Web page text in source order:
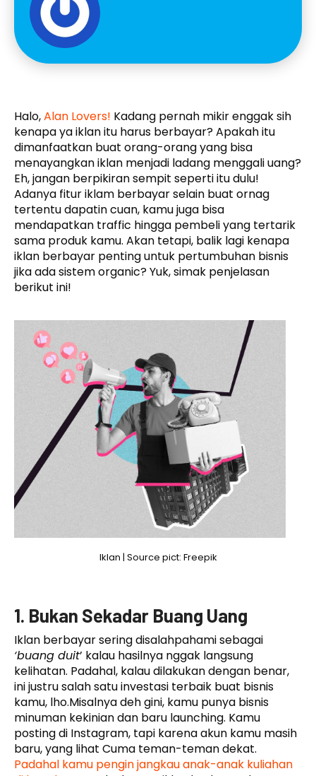
Halo,Alan Lovers! Kadang pernah mikir enggak sih
kenapa ya iklan itu harus berbayar? Apakah itu
dimanfaatkan buat orang-orang yang bisa
menayangkan iklan menjadi ladang menggali uang?
Eh, jangan berpikiran sempit seperti itu dulu!
Adanya fitur iklam berbayar selain buat ornag
tertentu dapatin cuan, kamu juga bisa
mendapatkan traffic hingga pembeli yang tertarik
sama produk kamu. Akan tetapi, balik lagi kenapa
iklan berbayar penting untuk pertumbuhan bisnis
jika ada sistem organic? Yuk, simak penjelasan
berikut ini!
Iklan | Source pict: Freepik
1. Bukan Sekadar Buang Uang
Iklan berbayar sering disalahpahami sebagai
‘buang duit’ kalau hasilnya nggak langsung
kelihatan. Padahal, kalau dilakukan dengan benar,
ini justru salah satu investasi terbaik buat bisnis
kamu, lho.Misalnya deh gini, kamu punya bisnis
minuman kekinian dan baru launching. Kamu
posting di Instagram, tapi karena akun kamu masih
baru, yang lihat Cuma teman-teman dekat.
Padahal kamu pengin jangkau anak-anak kuliahan